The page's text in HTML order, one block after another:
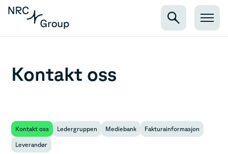
Kontakt oss
Kontakt oss Ledergruppen Mediebank Fakturainformasjon
Leverandør